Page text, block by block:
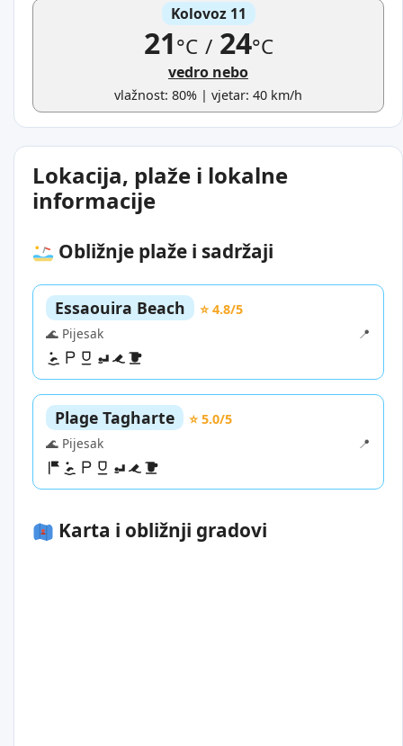
Kolovoz 11
21°C /24°C
vedro nebo
vlažnost: 80% | vjetar: 40 km/h
Lokacija, plaže i lokalne
informacije
Obližnje plaže i sadržaji
Essaouira Beach
⭐ 4.8/5
🌊 Pijesak
📍
Plage Tagharte
⭐ 5.0/5
🌊 Pijesak
📍
Karta i obližnji gradovi